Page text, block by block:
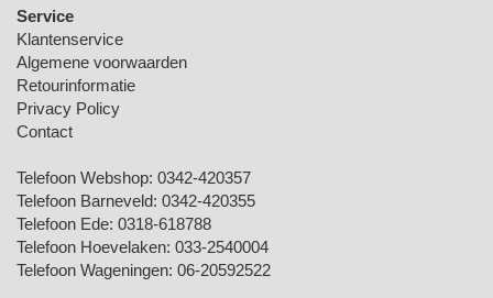
Service
Klantenservice
Algemene voorwaarden
Retourinformatie
Privacy Policy
Contact
Telefoon Webshop: 0342-420357
Telefoon Barneveld: 0342-420355
Telefoon Ede: 0318-618788
Telefoon Hoevelaken: 033-2540004
Telefoon Wageningen: 06-20592522